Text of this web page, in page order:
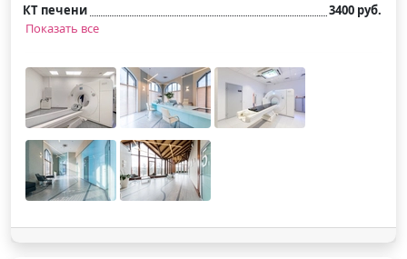
КТ печени
3400 руб.
Показать все